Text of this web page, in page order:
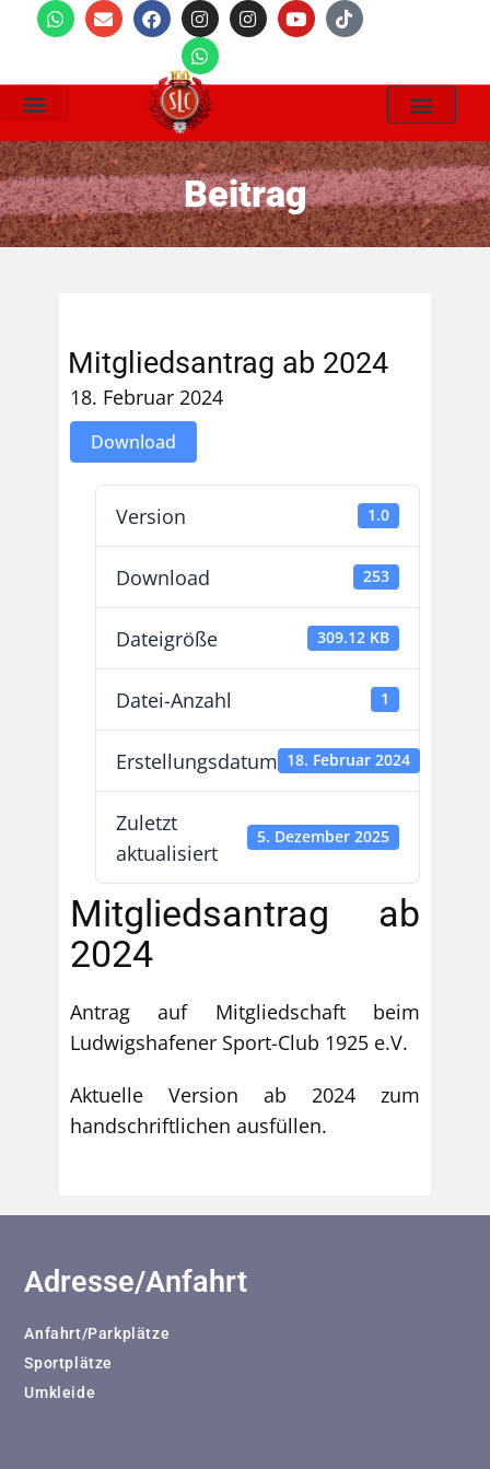
Beitrag
Mitgliedsantrag ab 2024
18. Februar 2024
Download
Version 1.0
Download 253
Dateigröße 309.12 KB
Datei-Anzahl 1
Erstellungsdatum 18. Februar 2024
Zuletzt
aktualisiert
5. Dezember 2025
Mitgliedsantrag ab
2024
Antrag auf Mitgliedschaft beim
Ludwigshafener Sport-Club 1925 e.V.
Aktuelle Version ab 2024 zum
handschriftlichen ausfüllen.
Adresse/Anfahrt
Anfahrt/Parkplätze
Sportplätze
Umkleide